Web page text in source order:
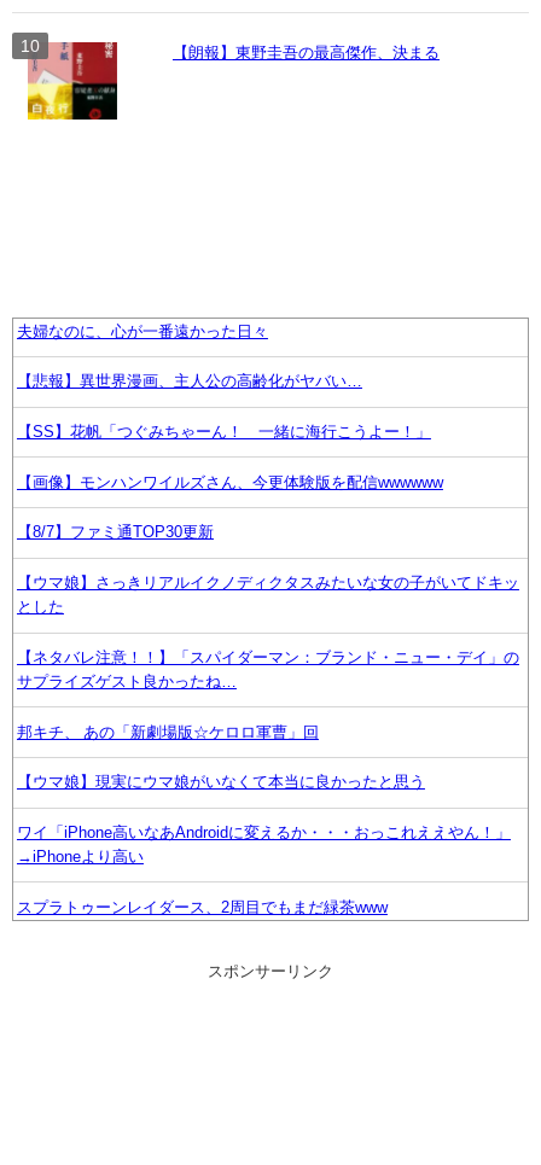
【朗報】東野圭吾の最高傑作、決まる
夫婦なのに、心が一番遠かった日々
【悲報】異世界漫画、主人公の高齢化がヤバい…
【SS】花帆「つぐみちゃーん！ 一緒に海行こうよー！」
【画像】モンハンワイルズさん、今更体験版を配信wwwwww
【8/7】ファミ通TOP30更新
【ウマ娘】さっきリアルイクノディクタスみたいな女の子がいてドキッ
とした
【ネタバレ注意！！】「スパイダーマン：ブランド・ニュー・デイ」の
サプライズゲスト良かったね…
邦キチ、 あの「新劇場版☆ケロロ軍曹」回
【ウマ娘】現実にウマ娘がいなくて本当に良かったと思う
ワイ「iPhone高いなあAndroidに変えるか・・・おっこれええやん！」
→iPhoneより高い
スプラトゥーンレイダース、2周目でもまだ緑茶www
スポンサーリンク